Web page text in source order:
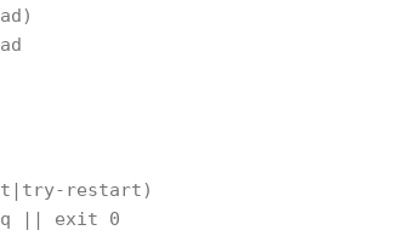
restart)
|| exit 0